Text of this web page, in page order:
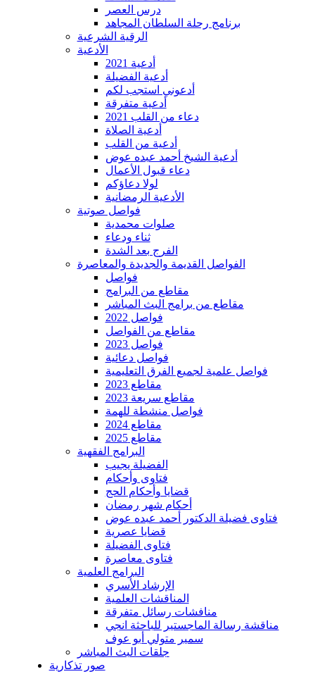
درس العصر
برنامج رحلة السلطان المجاهد
الرقية الشرعية
الأدعية
أدعية 2021
أدعية الفضيلة
أدعوني استجب لكم
أدعية متفرقة
دعاء من القلب 2021
أدعية الصلاة
أدعية من القلب
أدعية الشيخ أحمد عبده عوض
دعاء قبول الأعمال
لولا دعاؤكم
الأدعية الرمضانية
فواصل صوتية
صلوات محمدية
ثناء ودعاء
الفرج بعد الشدة
الفواصل القديمة والجديدة والمعاصرة
فواصل
مقاطع من البرامج
مقاطع من برامج البث المباشر
فواصل 2022
مقاطع من الفواصل
فواصل 2023
فواصل دعائية
فواصل علمية لجميع الفرق التعليمية
مقاطع 2023
مقاطع سريعة 2023
فواصل منشطة للهمة
مقاطع 2024
مقاطع 2025
البرامج الفقهية
الفضيلة يجيب
فتاوى وأحكام
قضايا وأحكام الحج
أحكام شهر رمضان
فتاوى فضيلة الدكتور أحمد عبده عوض
قضايا عصرية
فتاوى الفضيلة
فتاوى معاصرة
البرامج العلمية
الإرشاد الأسري
المناقشات العلمية
منافشات رسائل متفرقة
مناقشة رسالة الماجستير للباحثة انجي
سمير متولي أبو عوف
جلقات البث المباشر
صور تذكارية